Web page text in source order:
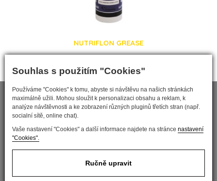
Souhlas s použitím "Cookies"
Používáme "Cookies" k tomu, abyste si návštěvu na našich stránkách
maximálně užili. Mohou sloužit k personalizaci obsahu a reklam, k
analýze návštěvnosti a ke zobrazení různých pluginů třetích stran (např.
socialní sítě, online chat).
Vaše nastavení "Cookies" a další informace najdete na stránce nastavení
"Cookies".
Ručně upravit
NUTRIFLON GREASE